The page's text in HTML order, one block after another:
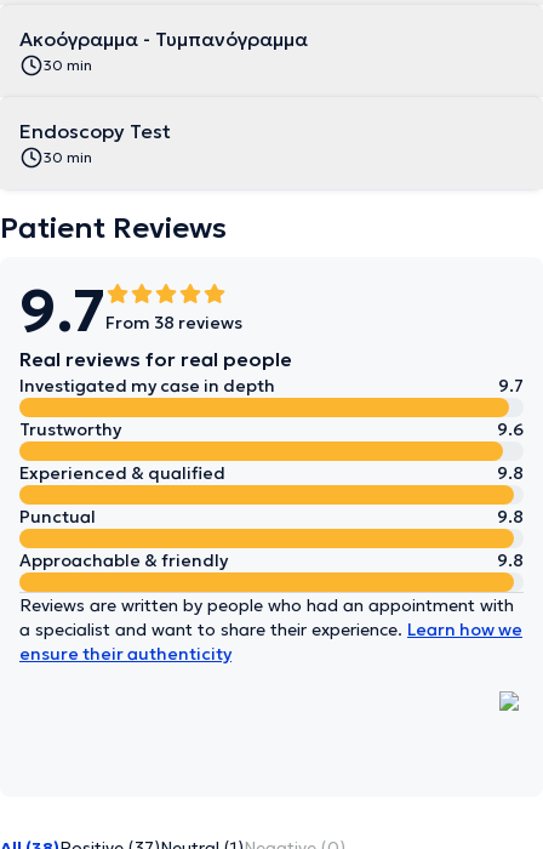
Ακοόγραμμα - Τυμπανόγραμμα
30 min
Endoscopy Test
30 min
Patient Reviews
9.7From 38 reviews
Real reviews for real people
Investigated my case in depth
9.7
Trustworthy
9.6
Experienced & qualified
9.8
Punctual
9.8
Approachable & friendly
9.8
Reviews are written by people who had an appointment with
a specialist and want to share their experience. Learn how we
ensure their authenticity